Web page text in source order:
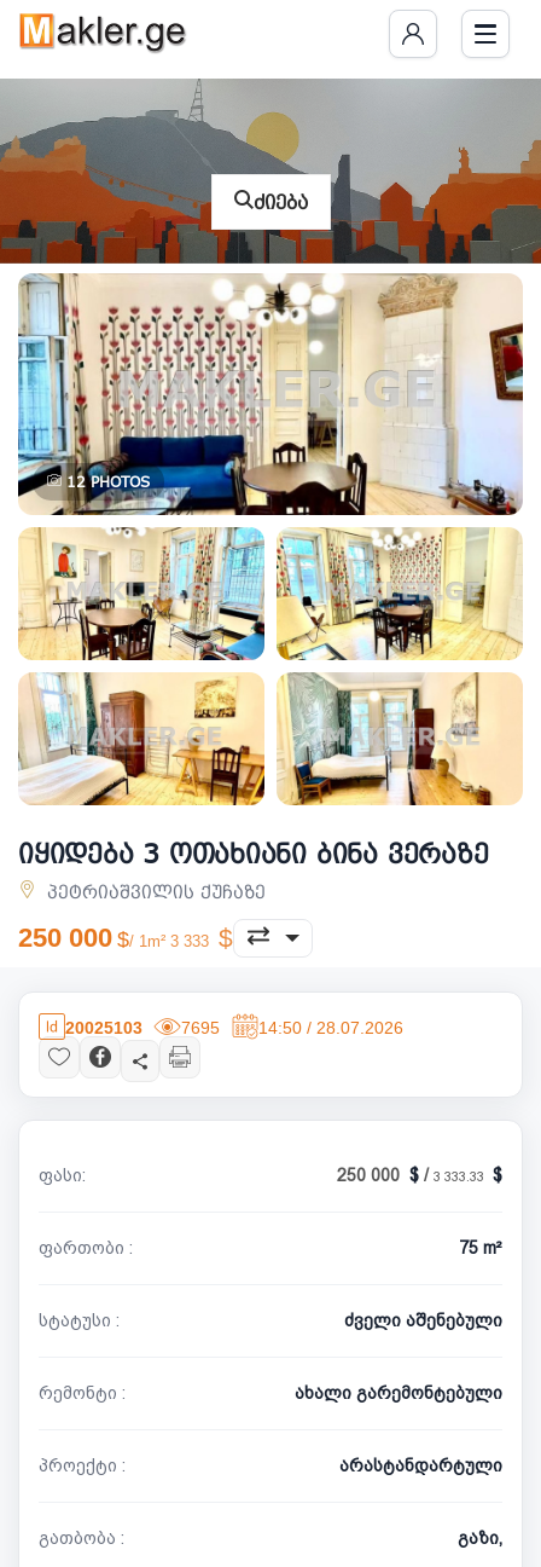
ძიება
12PHOTOS
იყიდება 3 ოთახიანი ბინა ვერაზე
პეტრიაშვილის ქუჩაზე
250 000 / 1m² 3 333
20025103 7695 14:50 / 28.07.2026
ფასი: 250 000 / 3 333.33
ფართობი : 75 m²
სტატუსი : ძველი აშენებული
რემონტი : ახალი გარემონტებული
პროექტი : არასტანდარტული
გათბობა : გაზი,